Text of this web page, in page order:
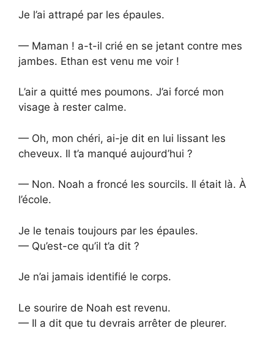
Je l’ai attrapé par les épaules.
— Maman ! a-t-il crié en se jetant contre mes
jambes. Ethan est venu me voir !
L’air a quitté mes poumons. J’ai forcé mon
visage à rester calme.
— Oh, mon chéri, ai-je dit en lui lissant les
cheveux. Il t’a manqué aujourd’hui ?
— Non. Noah a froncé les sourcils. Il était là. À
l’école.
Je le tenais toujours par les épaules.
— Qu’est-ce qu’il t’a dit ?
Je n’ai jamais identifié le corps.
Le sourire de Noah est revenu.
— Il a dit que tu devrais arrêter de pleurer.